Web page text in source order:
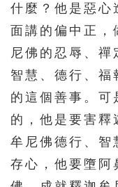
什麼？他是惡心
面講的偏中正，
尼佛的忍辱、
智慧、德行、福
的這個善事。可
的，他是要害釋
牟尼佛德行、智
存心，他要墮阿